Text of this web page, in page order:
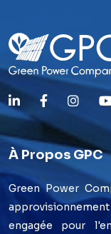
À Propos GPC
Green Power
engagée pour